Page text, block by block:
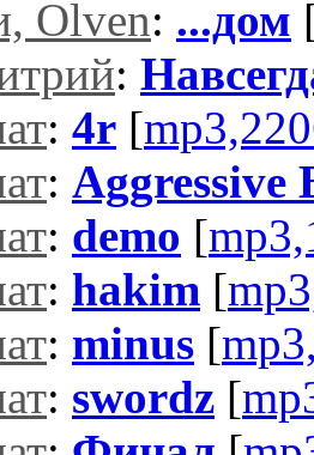
Olven: ...дом
:
: 4r [
: Aggressive
: demo [
: hakim [
: minus [
: swordz [